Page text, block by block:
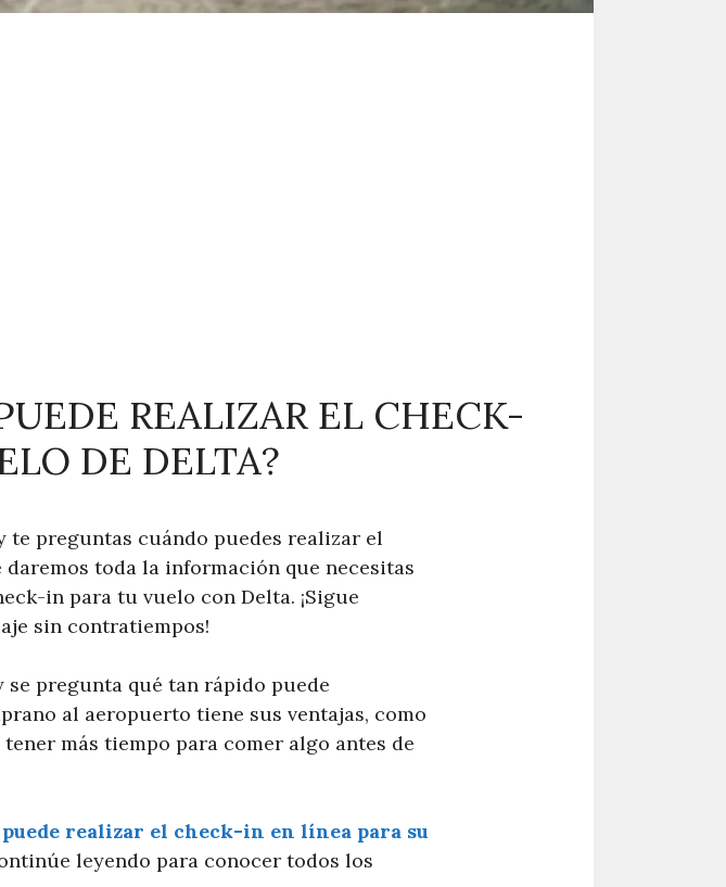
REALIZAR EL CHECK-
DE DELTA?
te preguntas cuándo puedes realizar el
toda la información que necesitas
in para tu vuelo con Delta. ¡Sigue
sin contratiempos!
pregunta qué tan rápido puede
al aeropuerto tiene sus ventajas, como
más tiempo para comer algo antes de
realizar el check-in en línea para su
leyendo para conocer todos los